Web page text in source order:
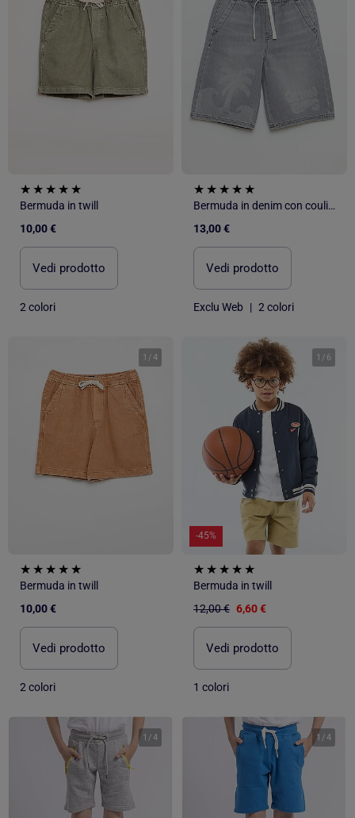
Bermuda in twill
10,00 €
Vedi prodotto
2 colori
Bermuda in denim con coulisse
13,00 €
Vedi prodotto
Exclu Web | 2 colori
1 /4
Bermuda in twill
10,00 €
Vedi prodotto
2 colori
1 / 6
-45%
Bermuda in twill
12,00 € 6,60 €
Vedi prodotto
1 colori
1 /4 1 /4